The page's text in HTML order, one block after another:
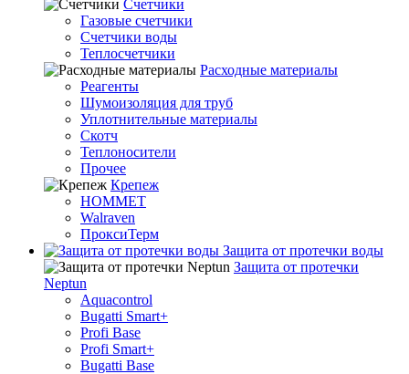
Счетчики
Газовые счетчики
Счетчики воды
Теплосчетчики
Расходные материалы
Реагенты
Шумоизоляция для труб
Уплотнительные материалы
Скотч
Теплоносители
Прочее
Крепеж
HOMMET
Walraven
ПроксиТерм
Защита от протечки воды
Защита от протечки
Neptun
Aquacontrol
Bugatti Smart+
Profi Base
Profi Smart+
Bugatti Base